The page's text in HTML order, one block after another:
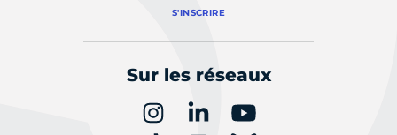
S'INSCRIRE
Sur les réseaux